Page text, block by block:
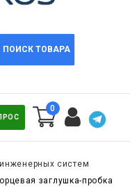
ПОИСК ТОВАРА
0
систем
заглушка-пробка